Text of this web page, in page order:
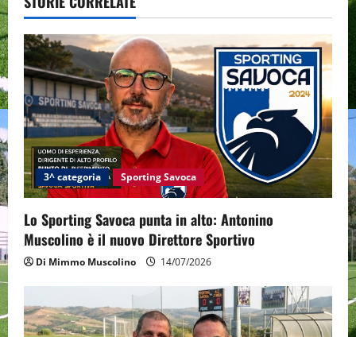
i
g
a
t
i
o
n
3^ categoria Sporting Savoca
Lo Sporting Savoca punta in alto: Antonino
Muscolino è il nuovo Direttore Sportivo
Di Mimmo Muscolino 14/07/2026